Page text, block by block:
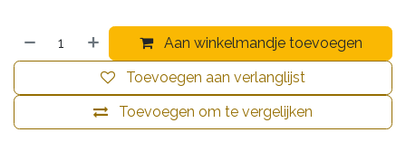
Aan winkelmandje toevoegen
Toevoegen om te vergelijken
Toevoegen aan verlanglijst